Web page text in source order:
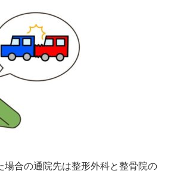
場合の通院先は整形外科と整骨院の